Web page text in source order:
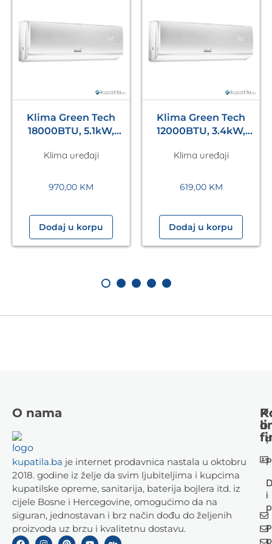
Klima Green Tech
18000BTU, 5.1kW,
53°C, WiFi, bijela
Klima uređaji
970,00 KM
Dodaj u korpu
Klima Green Tech
12000BTU, 3.4kW,
53°C, s grijačem,
Klima uređaji
619,00 KM
Dodaj u korpu
O nama
kupatila.ba je internet prodavnica nastala u oktobru
2018. godine iz želje da svim ljubiteljima i kupcima
kupatilske opreme, sanitarija, baterija bojlera itd. iz
cijele Bosne i Hercegovine, omogućimo da na
siguran, jednostavan i brz način dođu do željenih
proizvoda uz brzu i kvalitetnu dostavu.
i
o